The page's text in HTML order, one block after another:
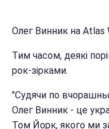
Олег Винник на Atlas
Тим часом, деякі
рок-зірками.
"Судячи по
Олег Винник - це
Том Йорк, якого ми